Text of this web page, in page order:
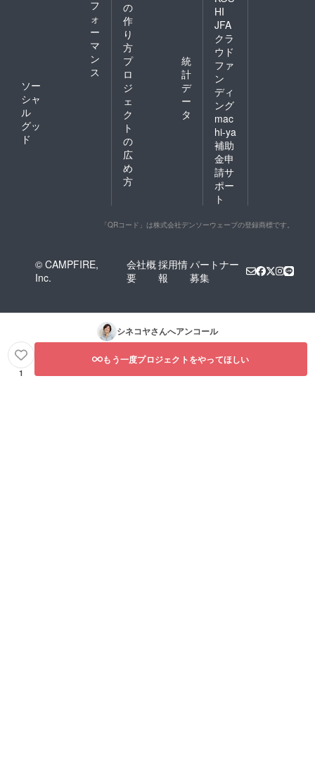
フ
ォ
ー
マ
ン
ス
ソー
シャ
ル
グッ
ド
の
作
り
方
プ
ロ
ジ
ェ
ク
ト
の
広
め
方
統
計
デ
ー
タ
HI
JFA
クラ
ウド
ファ
ン
ディ
ング
mac
hi-ya
補助
金申
請サ
ポー
ト
「QRコード」は株式会社デンソーウェーブの登録商標です。
© CAMPFIRE,
Inc.
会社概
要
採用情
報
パートナー
募集
シネコヤさんへアンコール
1
もう一度プロジェクトをやってほしい